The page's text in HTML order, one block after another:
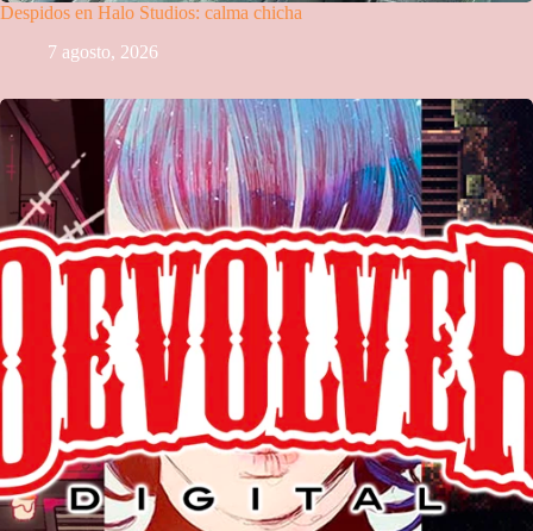
Despidos en Halo Studios: calma chicha
7 agosto, 2026